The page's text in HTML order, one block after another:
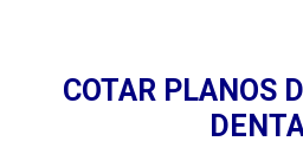
COTAR PLANOS